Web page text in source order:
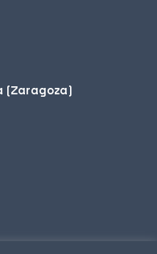
(Zaragoza)